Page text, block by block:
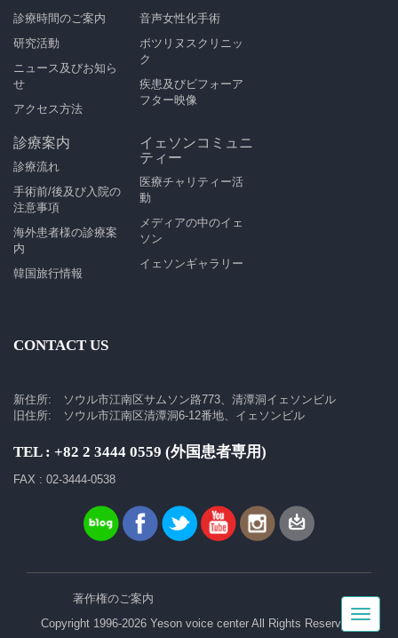
診療時間のご案内
研究活動
ニュース及びお知ら
せ
アクセス方法
音声女性化手術
ボツリヌスクリニッ
ク
疾患及びビフォーア
フター映像
診療案内
診療流れ
手術前/後及び入院の
注意事項
海外患者様の診療案
内
韓国旅行情報
イェソンコミュニ
ティー
医療チャリティー活
動
メディアの中のイェ
ソン
イェソンギャラリー
CONTACT US
新住所: ソウル市江南区サムソン路773、清潭洞イェソンビル
旧住所: ソウル市江南区清潭洞6-12番地、イェソンビル
TEL : +82 2 3444 0559 (外国患者専用)
FAX : 02-3444-0538
著作権のご案内
Copyright 1996-2026 Yeson voice center All Rights Reserved.
Toggle